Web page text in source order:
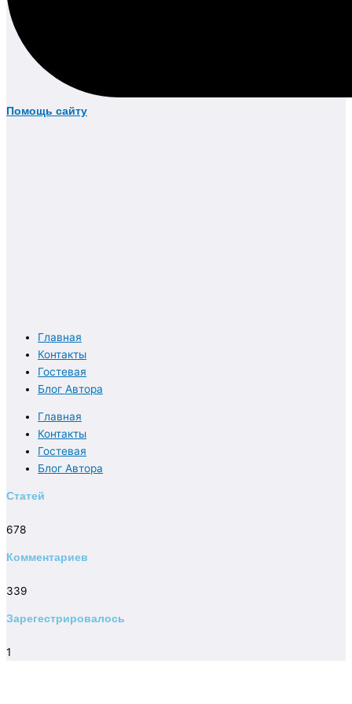
Помощь сайту
Главная
Контакты
Гостевая
Блог Автора
Главная
Контакты
Гостевая
Блог Автора
Статей
678
Комментариев
339
Зарегестрировалось
1